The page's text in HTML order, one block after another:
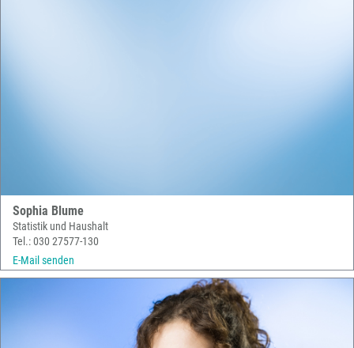
Sophia Blume
Statistik und Haushalt
Tel.: 030 27577-130
E-Mail senden